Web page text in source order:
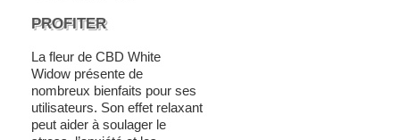
PROFITER
La fleur de CBD White
Widow présente de
nombreux bienfaits pour ses
utilisateurs. Son effet relaxant
peut aider à soulager le